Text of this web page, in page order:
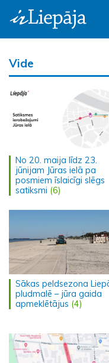
Vide
No 20. maija līdz 23.
jūnijam Jūras ielā pa
posmiem īslaicīgi slēgs
satiksmi (6)
Sākas peldsezona
pludmalē – jūra gaida
apmeklētājus (4)